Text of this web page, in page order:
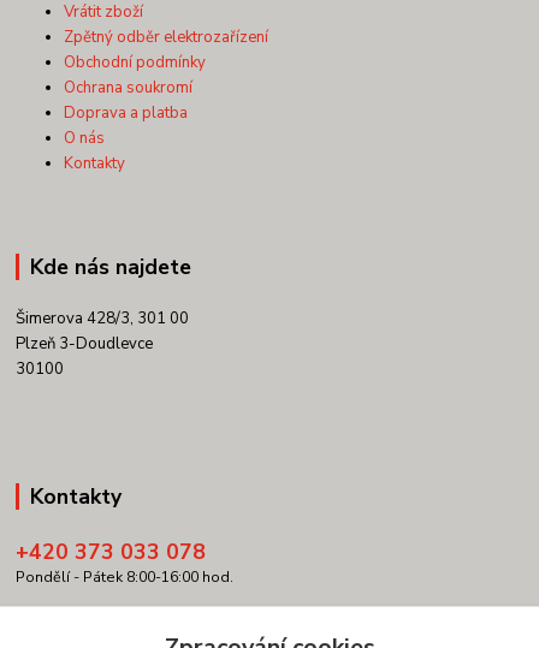
Vrátit zboží
Zpětný odběr elektrozařízení
Obchodní podmínky
Ochrana soukromí
Doprava a platba
O nás
Kontakty
Kde nás najdete
Šimerova 428/3, 301 00
Plzeň 3-Doudlevce
30100
Kontakty
+420 373 033 078
Pondělí - Pátek 8:00-16:00 hod.